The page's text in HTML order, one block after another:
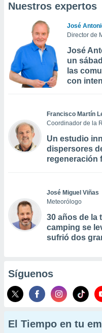
Nuestros expertos
José
Director de
José
un
las
con
Francisco Martín
Coordinador de la
Un estudio
dispersores
regeneración
José Miguel Viñas
Meteorólogo
30 años de la
camping se
sufrió dos
Síguenos
El Tiempo en tu